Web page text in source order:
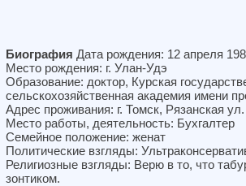
Биография Дата рождения: 12 апреля
Место рождения: г. Улан-Удэ
Образование: доктор, Курская
сельскохозяйственная академия имени
Адрес проживания: г. Томск, Рязанская
Место работы, деятельность: Бухгалтер
Семейное положение: женат
Политические взгляды:
Религиозные взгляды: Верю в то, что
зонтиком.